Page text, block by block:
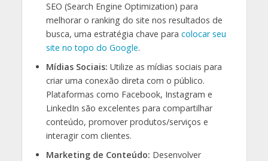
SEO (Search Engine Optimization) para
melhorar o ranking do site nos resultados de
busca, uma estratégia chave para colocar seu
site no topo do Google.
Mídias Sociais: Utilize as mídias sociais para
criar uma conexão direta com o público.
Plataformas como Facebook, Instagram e
LinkedIn são excelentes para compartilhar
conteúdo, promover produtos/serviços e
interagir com clientes.
Marketing de Conteúdo: Desenvolver